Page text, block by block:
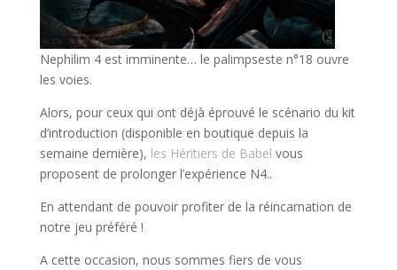
Nephilim 4 est imminente… le palimpseste n°18 ouvre
les voies.
Alors, pour ceux qui ont déjà éprouvé le scénario du kit
d’introduction (disponible en boutique depuis la
semaine dernière), les Héritiers de Babel vous
proposent de prolonger l’expérience N4..
En attendant de pouvoir profiter de la réincarnation de
notre jeu préféré !
A cette occasion, nous sommes fiers de vous